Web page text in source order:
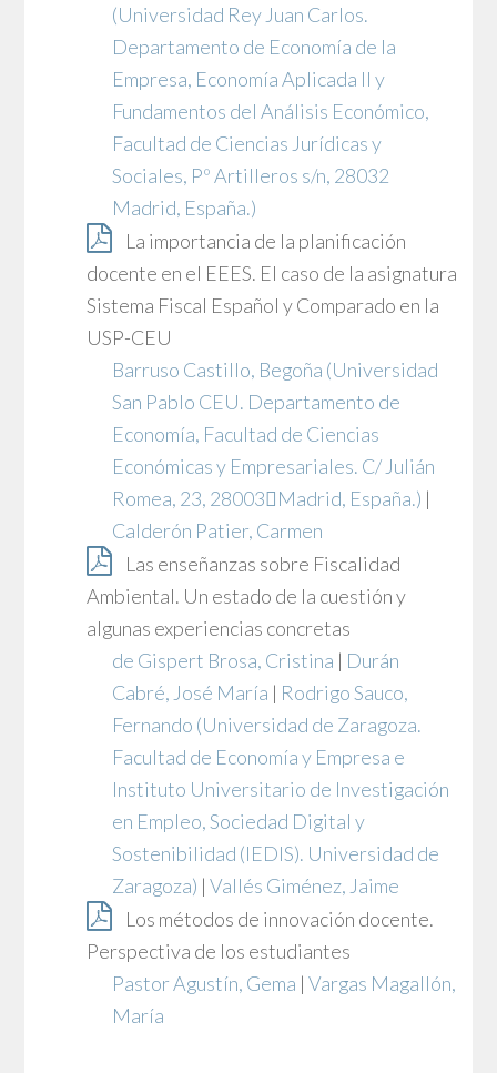
(Universidad Rey Juan Carlos.
Departamento de Economía de la
Empresa, Economía Aplicada II y
Fundamentos del Análisis Económico,
Facultad de Ciencias Jurídicas y
Sociales, Pº Artilleros s/n, 28032
Madrid, España.)
La importancia de la planificación
docente en el EEES. El caso de la asignatura
Sistema Fiscal Español y Comparado en la
USP-CEU
Barruso Castillo, Begoña (Universidad
San Pablo CEU. Departamento de
Economía, Facultad de Ciencias
Económicas y Empresariales. C/ Julián
Romea, 23, 28003Madrid, España.) |
Calderón Patier, Carmen
Las enseñanzas sobre Fiscalidad
Ambiental. Un estado de la cuestión y
algunas experiencias concretas
de Gispert Brosa, Cristina | Durán
Cabré, José María | Rodrigo Sauco,
Fernando (Universidad de Zaragoza.
Facultad de Economía y Empresa e
Instituto Universitario de Investigación
en Empleo, Sociedad Digital y
Sostenibilidad (IEDIS). Universidad de
Zaragoza) | Vallés Giménez, Jaime
Los métodos de innovación docente.
Perspectiva de los estudiantes
Pastor Agustín, Gema | Vargas Magallón,
María